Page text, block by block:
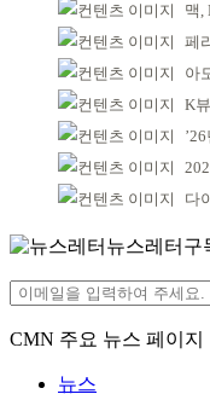
맥,
페
아
K뷰
’26
다
뉴스레터구
CMN 주요 뉴스 페이지
뉴스